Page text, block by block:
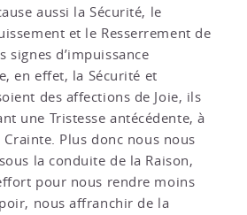
aussi la Sécurité, le
et le Resserrement de
signes d’impuissance
en effet, la Sécurité et
des affections de Joie, ils
une Tristesse antécédente, à
Crainte. Plus donc nous nous
la conduite de la Raison,
pour nous rendre moins
nous affranchir de la